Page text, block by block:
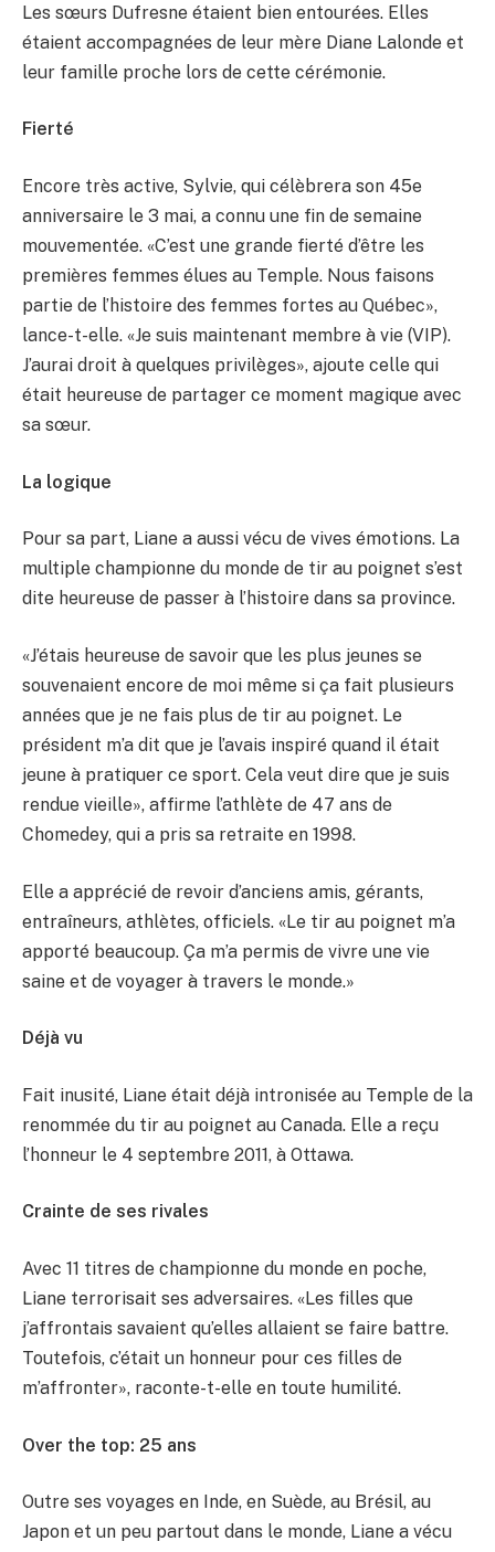
Les sœurs Dufresne étaient bien entourées. Elles
étaient accompagnées de leur mère Diane Lalonde et
leur famille proche lors de cette cérémonie.
Fierté
Encore très active, Sylvie, qui célèbrera son 45e
anniversaire le 3 mai, a connu une fin de semaine
mouvementée. «C’est une grande fierté d’être les
premières femmes élues au Temple. Nous faisons
partie de l’histoire des femmes fortes au Québec»,
lance-t-elle. «Je suis maintenant membre à vie (VIP).
J’aurai droit à quelques privilèges», ajoute celle qui
était heureuse de partager ce moment magique avec
sa sœur.
La logique
Pour sa part, Liane a aussi vécu de vives émotions. La
multiple championne du monde de tir au poignet s’est
dite heureuse de passer à l’histoire dans sa province.
«J’étais heureuse de savoir que les plus jeunes se
souvenaient encore de moi même si ça fait plusieurs
années que je ne fais plus de tir au poignet. Le
président m’a dit que je l’avais inspiré quand il était
jeune à pratiquer ce sport. Cela veut dire que je suis
rendue vieille», affirme l’athlète de 47 ans de
Chomedey, qui a pris sa retraite en 1998.
Elle a apprécié de revoir d’anciens amis, gérants,
entraîneurs, athlètes, officiels. «Le tir au poignet m’a
apporté beaucoup. Ça m’a permis de vivre une vie
saine et de voyager à travers le monde.»
Déjà vu
Fait inusité, Liane était déjà intronisée au Temple de la
renommée du tir au poignet au Canada. Elle a reçu
l’honneur le 4 septembre 2011, à Ottawa.
Crainte de ses rivales
Avec 11 titres de championne du monde en poche,
Liane terrorisait ses adversaires. «Les filles que
j’affrontais savaient qu’elles allaient se faire battre.
Toutefois, c’était un honneur pour ces filles de
m’affronter», raconte-t-elle en toute humilité.
Over the top: 25 ans
Outre ses voyages en Inde, en Suède, au Brésil, au
Japon et un peu partout dans le monde, Liane a vécu